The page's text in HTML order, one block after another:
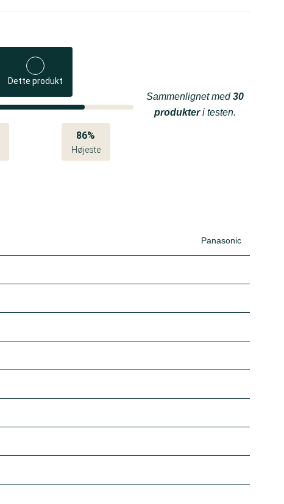
Dette produkt
86%
Højeste
Sammenlignet med30
produkteri testen.
Panasonic